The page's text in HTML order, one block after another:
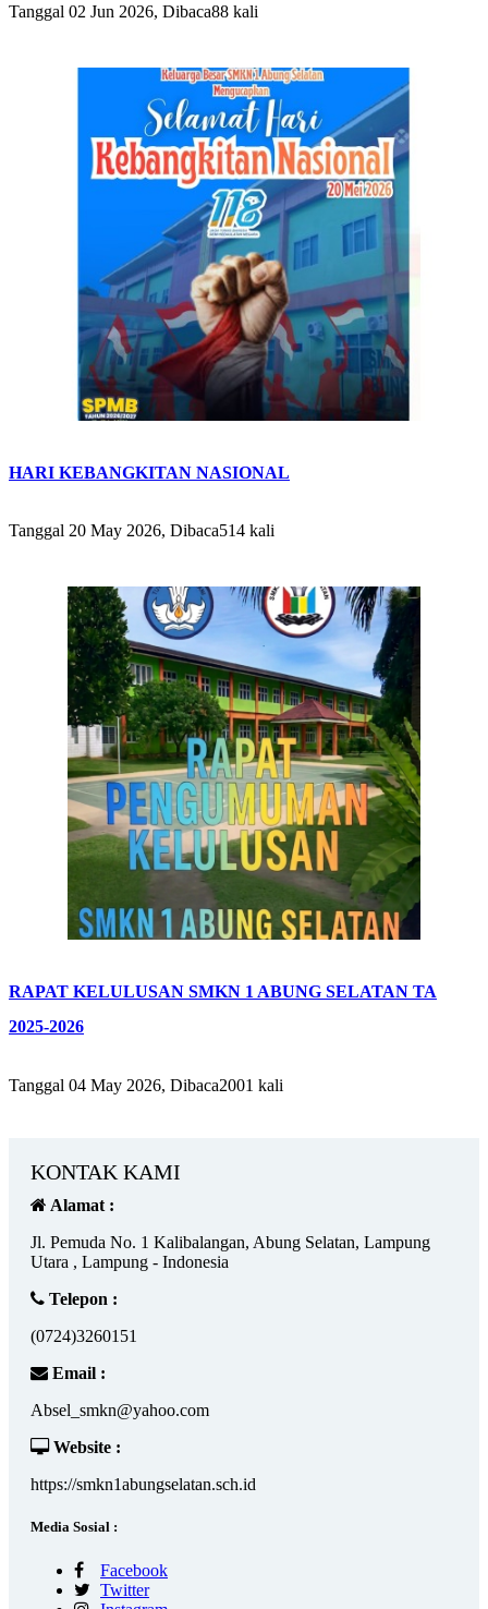
Tanggal 02 Jun 2026, Dibaca88 kali
HARI KEBANGKITAN NASIONAL
Tanggal 20 May 2026, Dibaca514 kali
RAPAT KELULUSAN SMKN 1 ABUNG SELATAN TA
2025-2026
Tanggal 04 May 2026, Dibaca2001 kali
KONTAK KAMI
Alamat :
Jl. Pemuda No. 1 Kalibalangan, Abung Selatan, Lampung
Utara , Lampung - Indonesia
Telepon :
(0724)3260151
Email :
Absel_smkn@yahoo.com
Website :
https://smkn1abungselatan.sch.id
Media Sosial :
Facebook
Twitter